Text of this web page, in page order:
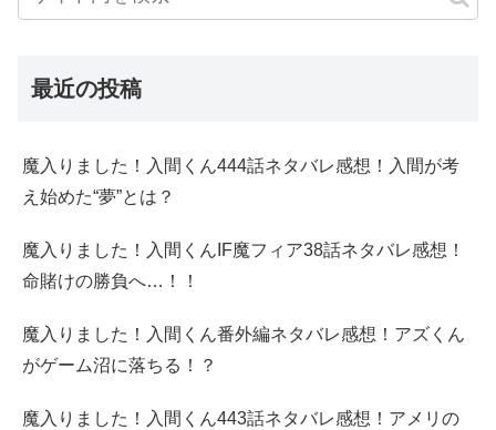
最近の投稿
魔入りました！入間くん444話ネタバレ感想！入間が考
え始めた“夢”とは？
魔入りました！入間くんIF魔フィア38話ネタバレ感想！
命賭けの勝負へ…！！
魔入りました！入間くん番外編ネタバレ感想！アズくん
がゲーム沼に落ちる！？
魔入りました！入間くん443話ネタバレ感想！アメリの